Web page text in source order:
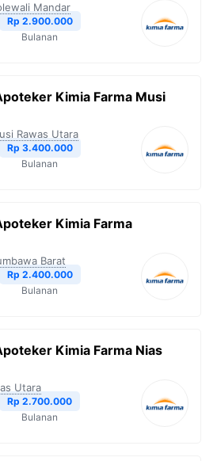
Mandar
Rp 2.900.000
Bulanan
Kimia Farma Musi
Rawas Utara
Rp 3.400.000
Bulanan
Kimia Farma
Barat
Rp 2.400.000
Bulanan
Kimia Farma Nias
Utara
Rp 2.700.000
Bulanan